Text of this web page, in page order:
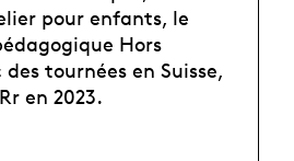
pour enfants, le
Hors
tournées en Suisse,
en 2023.